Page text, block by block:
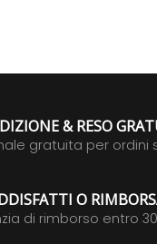
& RESO
gratuita per ordini
O
di rimborso entro